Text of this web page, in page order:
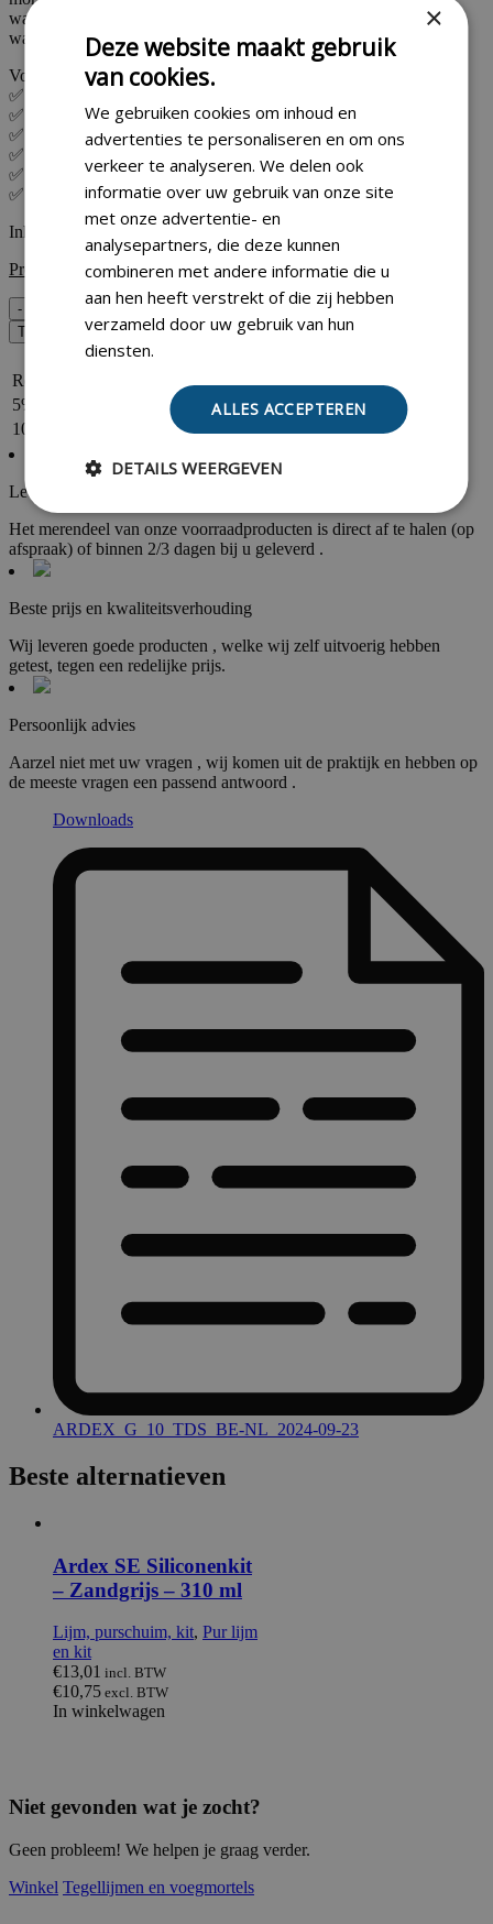
wastijd en water- en vuilafstotende eigenschappen na uitharding,
wat zorgt voor duurzaam en schimmelbestendig tegelwerk.
Voordelen & Kenmerken:
✅ Cementgebonden voegmortel met hoge kleurstabiliteit
✅ Geschikt voor voegbreedtes van 1–10 mm
✅ Water- en vuilafstotend na uitharding
✅ Sterke flankenhechting en hoge vervormbaarheid
✅ Eenvoudig in te voegen dankzij lange wastijd
✅ Verbrandt niet
Inhoud: 5 kg
Product is direct leverbaar (2 tot 3 dagen)
-
Premium
Zandgrijs
+
Toevoegen aan winkelwagen
Korting
Aantal producten
Reguliere prijs
5% korting
10% korting
Leveren en ophalen
Het merendeel van onze voorraadproducten is direct af te halen (op
afspraak) of binnen 2/3 dagen bij u geleverd .
Beste prijs en kwaliteitsverhouding
Wij leveren goede producten , welke wij zelf uitvoerig hebben
getest, tegen een redelijke prijs.
Persoonlijk advies
Aarzel niet met uw vragen , wij komen uit de praktijk en hebben op
de meeste vragen een passend antwoord .
Downloads
ARDEX_G_10_TDS_BE-NL_2024-09-23
Beste alternatieven
Ardex SE Siliconenkit
– Zandgrijs – 310 ml
Lijm, purschuim, kit, Pur lijm
en kit
€13,01 incl. BTW
€10,75 excl. BTW
In winkelwagen
Niet gevonden wat je zocht?
Geen probleem! We helpen je graag verder.
Winkel Tegellijmen en voegmortels
×
Deze website maakt gebruik
van cookies.
We gebruiken cookies om inhoud en
advertenties te personaliseren en om ons
verkeer te analyseren. We delen ook
informatie over uw gebruik van onze site
met onze advertentie- en
analysepartners, die deze kunnen
combineren met andere informatie die u
aan hen heeft verstrekt of die zij hebben
verzameld door uw gebruik van hun
diensten.
ALLES ACCEPTEREN
DETAILS WEERGEVEN